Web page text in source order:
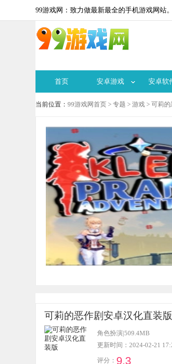
99游戏网：致力做最新最全的手机游戏网站。
首页 安卓游戏 安卓软
当前位置： 99游戏网首页 > 专题 > 游戏 > 可莉的
可莉的恶作剧安卓汉化直装
角色扮演|509.4MB
更新时间：2024-02-21
评分： 9.3